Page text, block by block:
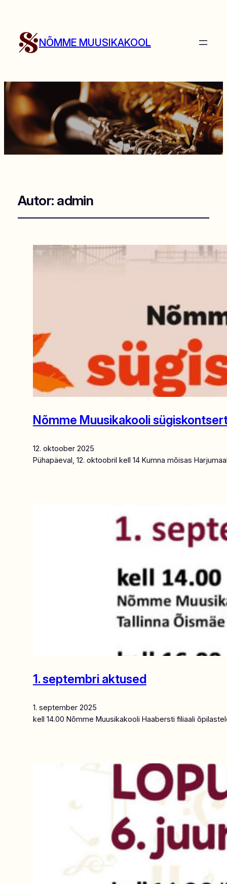
NÕMME MUUSIKAKOOL
Autor: admin
Nõmme Muusikakooli
12. oktoober 2025
Pühapäeval, 12. oktoobril kell 14 Kumna mõisas
1. septembri aktused
1. september 2025
kell 14.00 Nõmme Muusikakooli Haabersti filiaali